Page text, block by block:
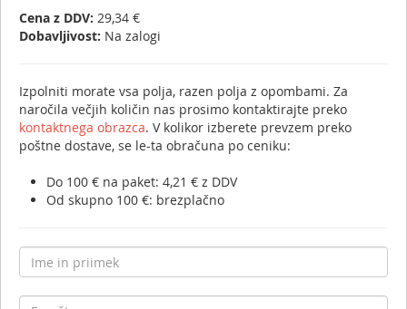
Cena z DDV: 29,34 €
Dobavljivost: Na zalogi
Izpolniti morate vsa polja, razen polja z opombami. Za
naročila večjih količin nas prosimo kontaktirajte preko
kontaktnega obrazca. V kolikor izberete prevzem preko
poštne dostave, se le-ta obračuna po ceniku:
Do 100 € na paket: 4,21 € z DDV
Od skupno 100 €: brezplačno